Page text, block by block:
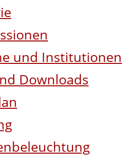
und Institutionen
Downloads